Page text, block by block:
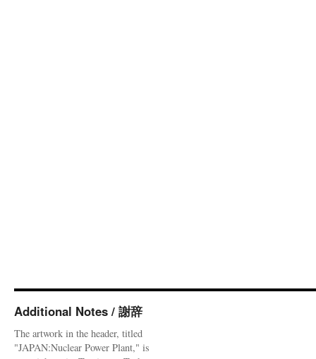
Additional Notes / 謝辞
The artwork in the header, titled
"JAPAN:Nuclear Power Plant," is